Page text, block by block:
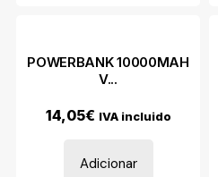
POWERBANK 10000MAH
V...
14,05€ IVA incluido
Adicionar